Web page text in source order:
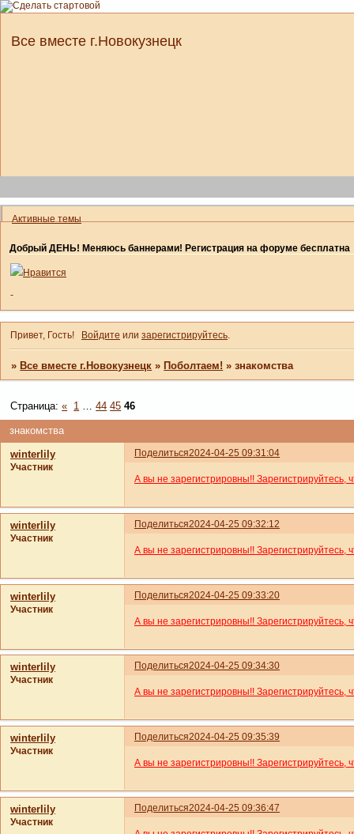
Все вместе г.Новокузнецк
Активные темы
Добрый ДЕНЬ! Меняюсь баннерами! Регистрация на форуме бесплатна
Нравится
-
Привет, Гость! Войдите или зарегистрируйтесь.
»Все вместе г.Новокузнецк »Поболтаем! »знакомства
знакомства
Страница:« 1 … 44 45 46
Поделиться2024-04-25 09:31:04
winterlily
Участник
А вы не зарегистрировны!! Зарегистрируйтесь,
Поделиться2024-04-25 09:32:12
winterlily
Участник
А вы не зарегистрировны!! Зарегистрируйтесь,
Поделиться2024-04-25 09:33:20
winterlily
Участник
А вы не зарегистрировны!! Зарегистрируйтесь,
Поделиться2024-04-25 09:34:30
winterlily
Участник
А вы не зарегистрировны!! Зарегистрируйтесь,
Поделиться2024-04-25 09:35:39
winterlily
Участник
А вы не зарегистрировны!! Зарегистрируйтесь,
Поделиться2024-04-25 09:36:47
winterlily
Участник